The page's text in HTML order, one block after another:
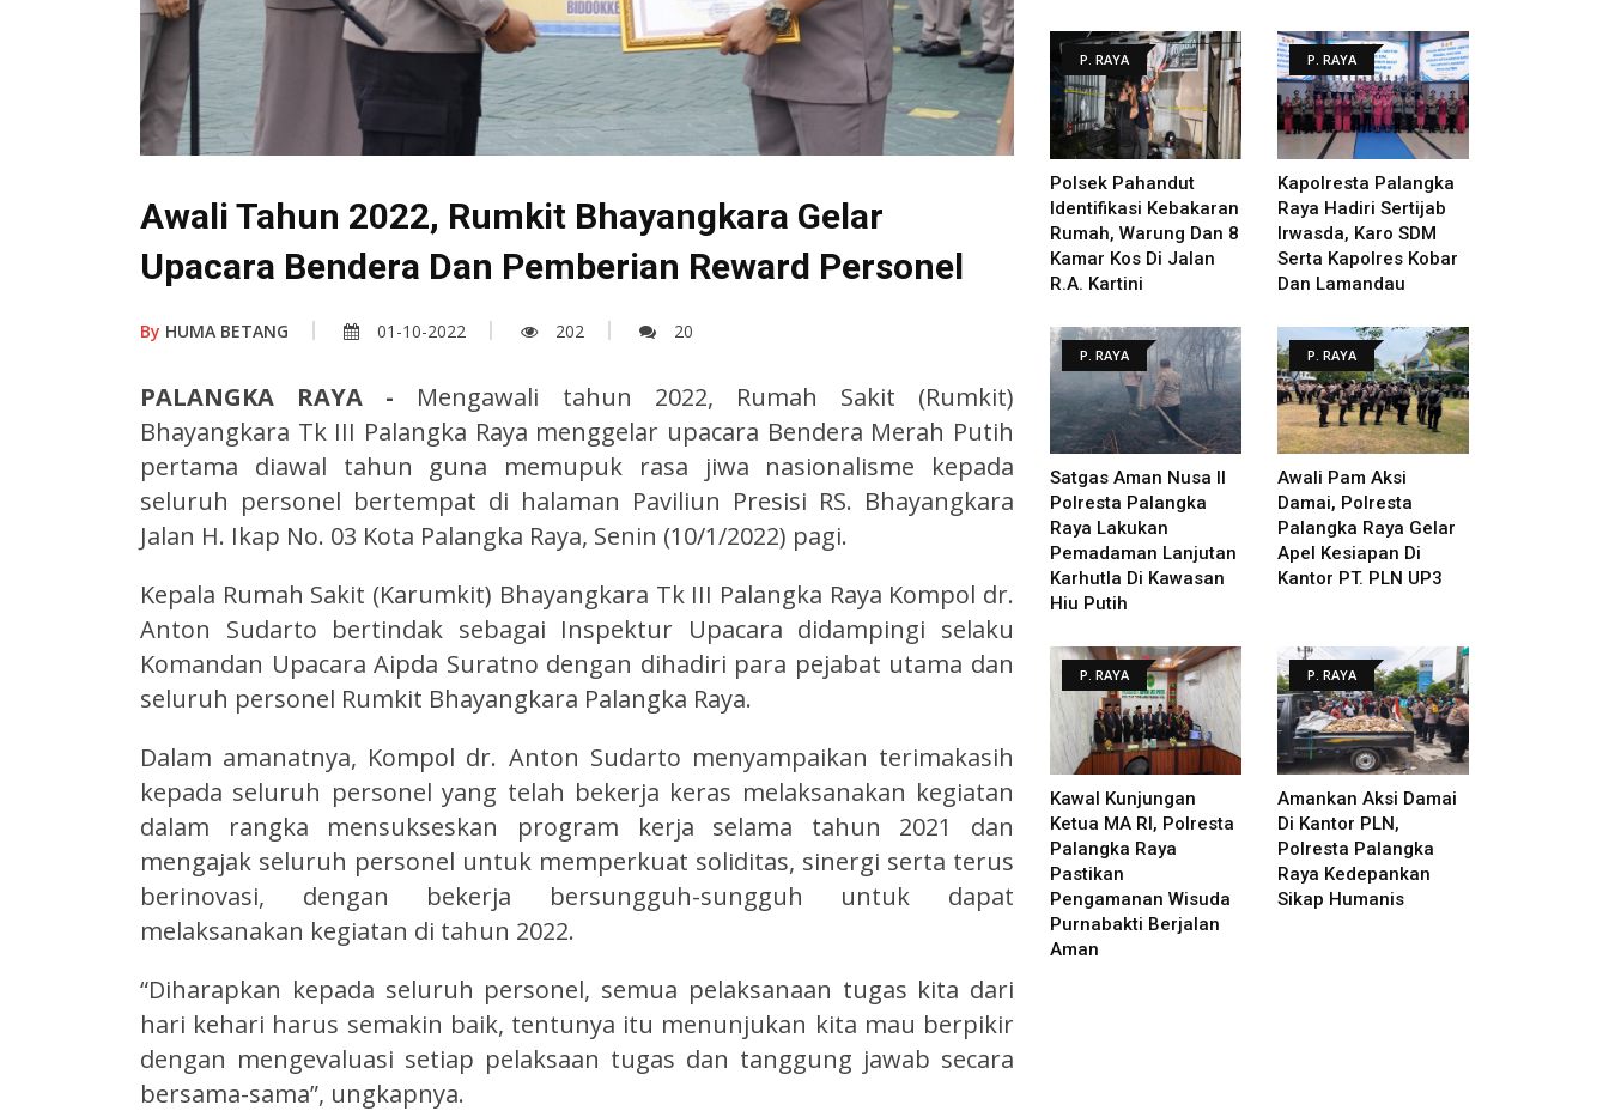
Awali Tahun 2022, Rumkit Bhayangkara Gelar
Upacara Bendera Dan Pemberian Reward Personel
By HUMA BETANG 01-10-2022 202 20
PALANGKA RAYA - Mengawali tahun 2022, Rumah Sakit (Rumkit)
Bhayangkara Tk III Palangka Raya menggelar upacara Bendera Merah Putih
pertama diawal tahun guna memupuk rasa jiwa nasionalisme kepada
seluruh personel bertempat di halaman Paviliun Presisi RS. Bhayangkara
Jalan H. Ikap No. 03 Kota Palangka Raya, Senin (10/1/2022) pagi.
Kepala Rumah Sakit (Karumkit) Bhayangkara Tk III Palangka Raya Kompol dr.
Anton Sudarto bertindak sebagai Inspektur Upacara didampingi selaku
Komandan Upacara Aipda Suratno dengan dihadiri para pejabat utama dan
seluruh personel Rumkit Bhayangkara Palangka Raya.
Dalam amanatnya, Kompol dr. Anton Sudarto menyampaikan terimakasih
kepada seluruh personel yang telah bekerja keras melaksanakan kegiatan
dalam rangka mensukseskan program kerja selama tahun 2021 dan
mengajak seluruh personel untuk memperkuat soliditas, sinergi serta terus
berinovasi, dengan bekerja bersungguh-sungguh untuk dapat
melaksanakan kegiatan di tahun 2022.
“Diharapkan kepada seluruh personel, semua pelaksanaan tugas kita dari
hari kehari harus semakin baik, tentunya itu menunjukan kita mau berpikir
dengan mengevaluasi setiap pelaksaan tugas dan tanggung jawab secara
bersama-sama”, ungkapnya.
P. RAYA
Polsek Pahandut
Identifikasi Kebakaran
Rumah, Warung Dan 8
Kamar Kos Di Jalan
R.A. Kartini
P. RAYA
Kapolresta Palangka
Raya Hadiri Sertijab
Irwasda, Karo SDM
Serta Kapolres Kobar
Dan Lamandau
P. RAYA
Satgas Aman Nusa II
Polresta Palangka
Raya Lakukan
Pemadaman Lanjutan
Karhutla Di Kawasan
Hiu Putih
P. RAYA
Awali Pam Aksi
Damai, Polresta
Palangka Raya Gelar
Apel Kesiapan Di
Kantor PT. PLN UP3
P. RAYA
Kawal Kunjungan
Ketua MA RI, Polresta
Palangka Raya
Pastikan
Pengamanan Wisuda
Purnabakti Berjalan
Aman
P. RAYA
Amankan Aksi Damai
Di Kantor PLN,
Polresta Palangka
Raya Kedepankan
Sikap Humanis